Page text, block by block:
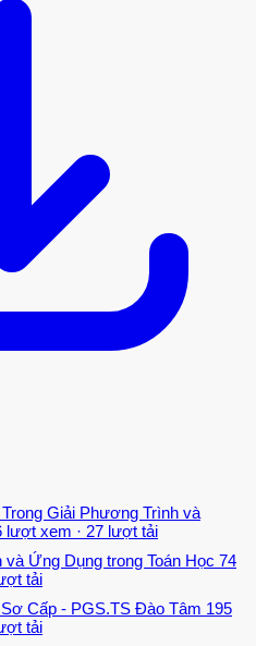
Giải Phương Trình và
lượt xem · 27 lượt tải
Ứng Dụng trong Toán Học 74
tải
Cấp - PGS.TS Đào Tâm 195
tải